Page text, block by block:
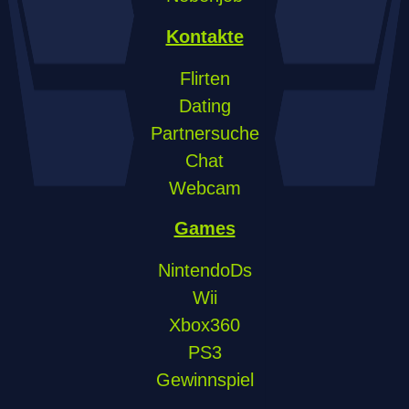
Kontakte
Flirten
Dating
Partnersuche
Chat
Webcam
Games
NintendoDs
Wii
Xbox360
PS3
Gewinnspiel